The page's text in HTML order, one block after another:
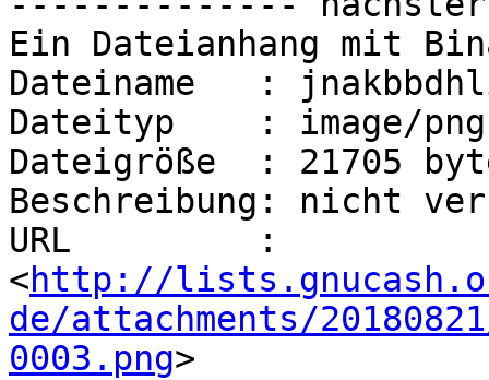
Ein Dateianhang mit
Dateiname   :
Dateityp    : image/png
Dateigröße  : 21705
Beschreibung: nicht
URL         :
<http://
de/attachments/
0003.png